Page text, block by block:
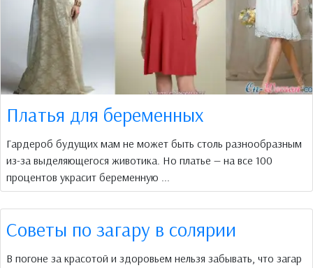
Платья для беременных
Гардероб будущих мам не может быть столь разнообразным
из-за выделяющегося животика. Но платье — на все 100
процентов украсит беременную ...
Советы по загару в солярии
В погоне за красотой и здоровьем нельзя забывать, что загар